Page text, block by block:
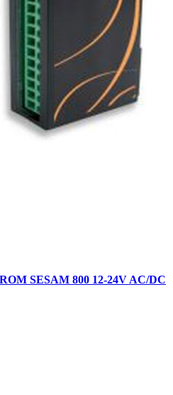
SESAM 800 12-24V AC/DC